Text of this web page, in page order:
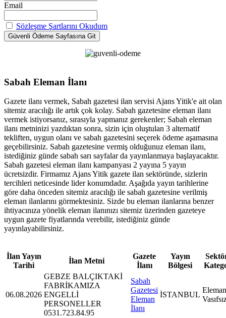
Email
Sözleşme Şartlarını Okudum
Sabah Eleman İlanı
Gazete ilanı vermek, Sabah gazetesi ilan servisi Ajans Yitik'e ait olan
sitemiz aracılığı ile artık çok kolay. Sabah gazetesine eleman ilanı
vermek istiyorsanız, sırasıyla yapmanız gerekenler; Sabah eleman
ilanı metninizi yazdıktan sonra, sizin için oluştulan 3 alternatif
tekliften, uygun olanı ve sabah gazetesini seçerek ödeme aşamasına
geçebilirsiniz. Sabah gazetesine vermiş olduğunuz eleman ilanı,
istediğiniz günde sabah sarı sayfalar da yayınlanmaya başlayacaktır.
Sabah gazetesi eleman ilanı kampanyası 2 yayına 5 yayın
ücretsizdir. Firmamız Ajans Yitik gazete ilan sektöründe, sizlerin
tercihleri neticesinde lider konumdadır. Aşağıda yayın tarihlerine
göre daha önceden sitemiz aracılığı ile sabah gazetesine verilmiş
eleman ilanlarını görmektesiniz. Sizde bu eleman ilanlarına benzer
ihtiyacınıza yönelik eleman ilanınızı sitemiz üzerinden gazeteye
uygun gazete fiyatlarında verebilir, istediğiniz günde
yayınlayabilirsiniz.
İlan Yayın
Tarihi
İlan Metni
Gazete
İlanı
Yayın
Bölgesi
06.08.2026
GEBZE BALÇIKTAKİ
FABRİKAMIZA
ENGELLİ
PERSONELLER
0531.723.84.95
Sabah
Gazetesi
Eleman
İlanı
İSTANBUL